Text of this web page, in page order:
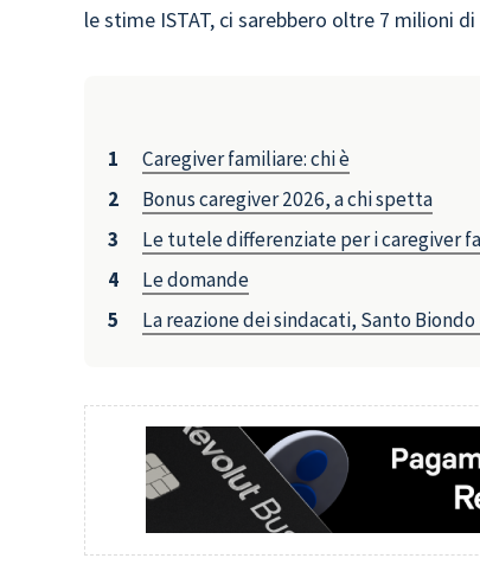
le stime ISTAT, ci sarebbero oltre 7 milioni
Caregiver familiare: chi è
Bonus caregiver 2026, a chi spetta
Le tutele differenziate per i caregiver
Le domande
La reazione dei sindacati, Santo